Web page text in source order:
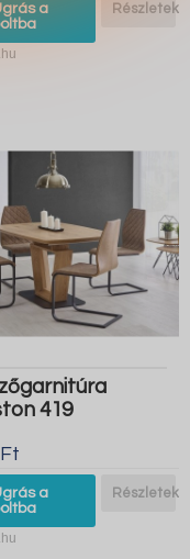
a
Részletek
419
a
Részletek